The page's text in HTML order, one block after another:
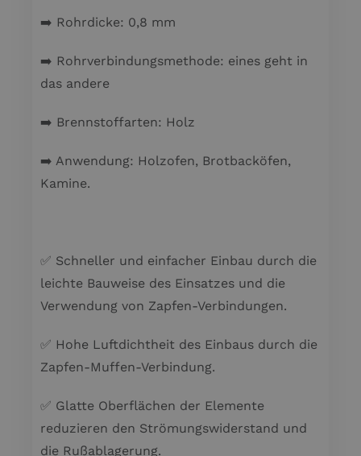
➡️ Rohrdicke: 0,8 mm
➡️ Rohrverbindungsmethode: eines geht in
das andere
➡️ Brennstoffarten: Holz
➡️ Anwendung: Holzofen, Brotbacköfen,
Kamine.
✅ Schneller und einfacher Einbau durch die
leichte Bauweise des Einsatzes und die
Verwendung von Zapfen-Verbindungen.
✅ Hohe Luftdichtheit des Einbaus durch die
Zapfen-Muffen-Verbindung.
✅ Glatte Oberflächen der Elemente
reduzieren den Strömungswiderstand und
die Rußablagerung.